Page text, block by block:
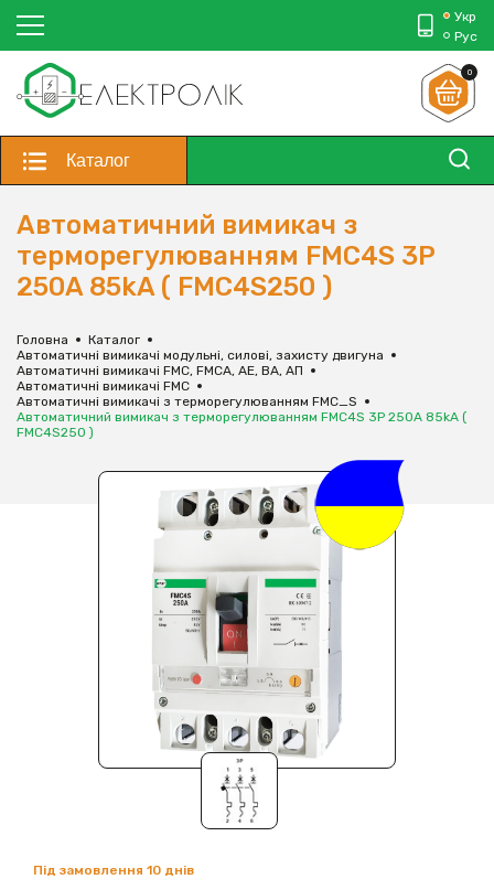
Укр
Рус
0
Каталог
Автоматичний вимикач з
терморегулюванням FMC4S 3P
250A 85kA ( FMC4S250 )
Головна
Каталог
Автоматичні вимикачі модульні, силові, захисту двигуна
Автоматичні вимикачі FMC, FMCA, АЕ, ВА, АП
Автоматичні вимикачі FMC
Автоматичні вимикачі з терморегулюванням FMC_S
Автоматичний вимикач з терморегулюванням FMC4S 3P 250A 85kA (
FMC4S250 )
Під замовлення 10 днів